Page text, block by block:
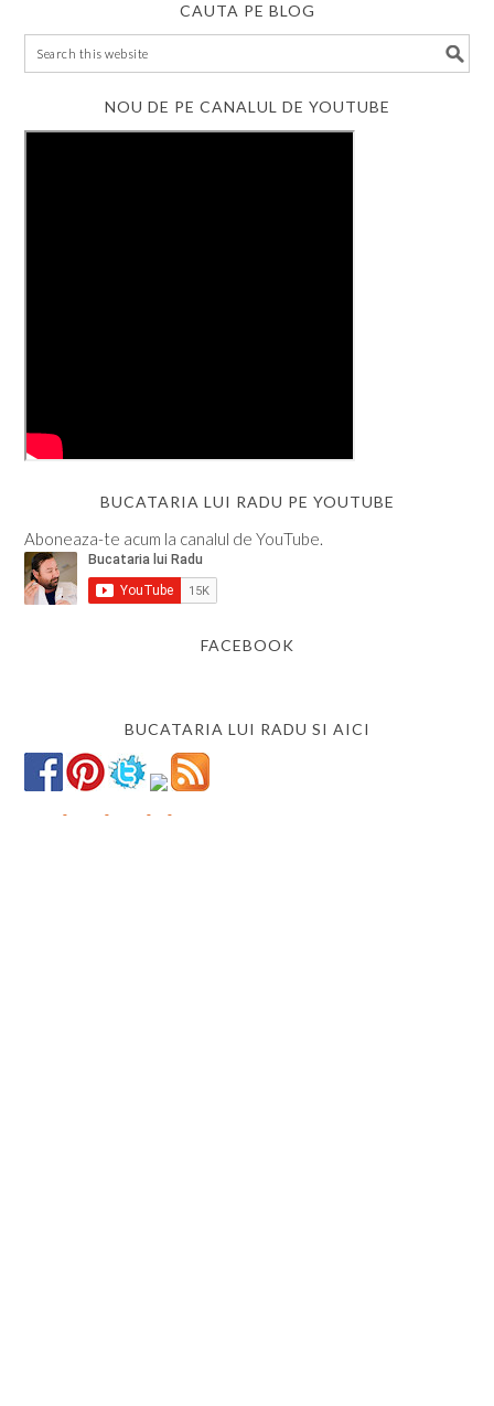
CAUTA PE BLOG
NOU DE PE CANALUL DE YOUTUBE
BUCATARIA LUI RADU PE YOUTUBE
Aboneaza-te acum la canalul de YouTube.
FACEBOOK
BUCATARIA LUI RADU SI AICI